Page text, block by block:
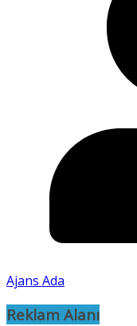
Ajans Ada
Reklam Alanı